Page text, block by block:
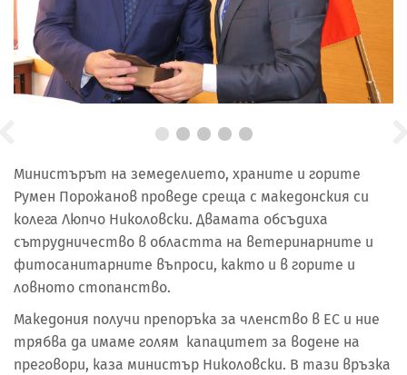
Министърът на земеделието, храните и горите
Румен Порожанов проведе среща с македонския си
колега Люпчо Николовски. Двамата обсъдиха
сътрудничество в областта на ветеринарните и
фитосанитарните въпроси, както и в горите и
ловното стопанство.
Македония получи препоръка за членство в ЕС и ние
трябва да имаме голям капацитет за водене на
преговори, каза министър Николовски. В тази връзка